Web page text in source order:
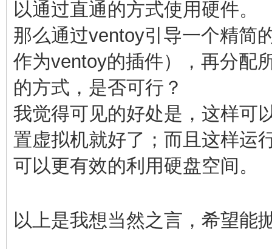
以通过直通的方式使用硬件。
那么通过ventoy引导一个精简
作为ventoy的插件），再分配
的方式，是否可行？
我觉得可见的好处是，这样可
置虚拟机就好了；而且这样运
可以更有效的利用硬盘空间。
以上是我想当然之言，希望能